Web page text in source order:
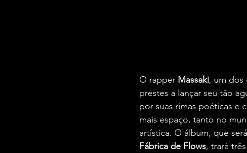
O rapper Massaki, um dos
prestes a lançar seu tão
por suas rimas poéticas e
mais espaço, tanto no
artística. O álbum, que
Fábrica de Flows, trará